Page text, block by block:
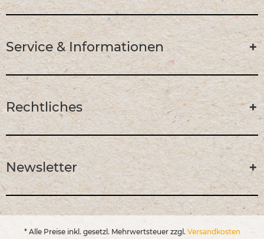
Service & Informationen
Rechtliches
Newsletter
* Alle Preise inkl. gesetzl. Mehrwertsteuer zzgl. Versandkosten